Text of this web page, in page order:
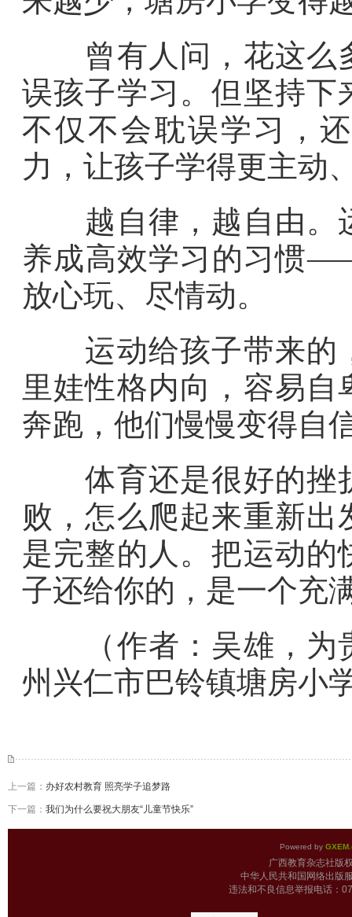
曾有人问，花这么
误孩子学习。但坚持下
不仅不会耽误学习，
力，让孩子学得更主动
越自律，越自由。
养成高效学习的习惯
放心玩、尽情动。
运动给孩子带来的
里娃性格内向，容易
奔跑，他们慢慢变得自
体育还是很好的挫
败，怎么爬起来重新
是完整的人。把运动
子还给你的，是一个充
（作者： 吴雄， 为
州兴仁市巴铃镇塘房小
上一篇： 办好农村教育 照亮学子追梦路
下一篇： 我们为什么要祝大朋友“儿童节快乐”
Powered by
广西教育杂志
中华人民共和国网络出版
违法和不良信息举报电话：